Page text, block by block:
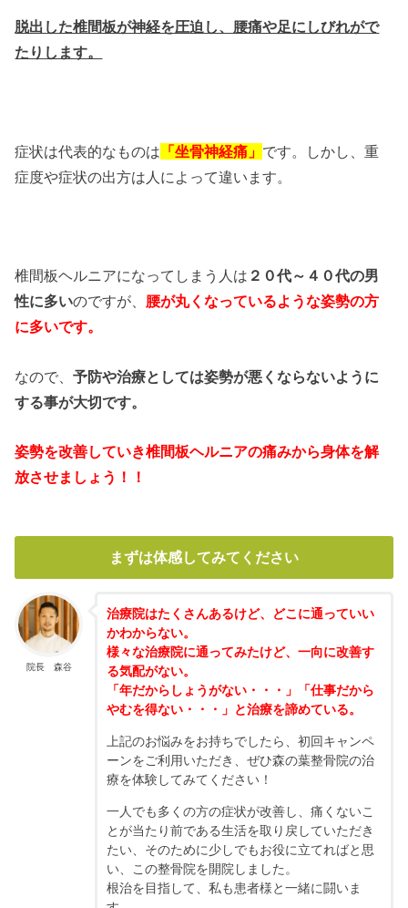
脱出した椎間板が神経を圧迫し、腰痛や足にしびれがで
たりします。
症状は代表的なものは 「坐骨神経痛」 です。しかし、重
症度や症状の出方は人によって違います。
椎間板ヘルニアになってしまう人は ２０代～４０代の男
性に多いのですが、 腰が丸くなっているような姿勢の方
に多いです。
なので、予防や治療としては姿勢が悪くならないように
する事が大切です。
姿勢を改善していき椎間板ヘルニアの痛みから身体を解
放させましょう！！
まずは体感してみてください
院長 森谷
治療院はたくさんあるけど、どこに通っていい
かわからない。
様々な治療院に通ってみたけど、一向に改善す
る気配がない。
「年だからしょうがない・・・」「仕事だから
やむを得ない・・・」と治療を諦めている。
上記のお悩みをお持ちでしたら、初回キャンペ
ーンをご利用いただき、ぜひ森の葉整骨院の治
療を体験してみてください！
一人でも多くの方の症状が改善し、痛くないこ
とが当たり前である生活を取り戻していただき
たい、そのために少しでもお役に立てればと思
い、この整骨院を開院しました。
根治を目指して、私も患者様と一緒に闘いま